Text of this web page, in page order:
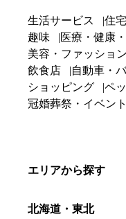
生活サービス 住宅
趣味
医療・健康
美容・ファッション
飲食店
自動車・
ショッピング
ペ
冠婚葬祭・イベント
エリアから探す
北海道・東北